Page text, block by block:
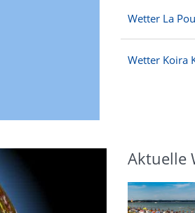
Wetter La
Wetter Koira
Aktuelle